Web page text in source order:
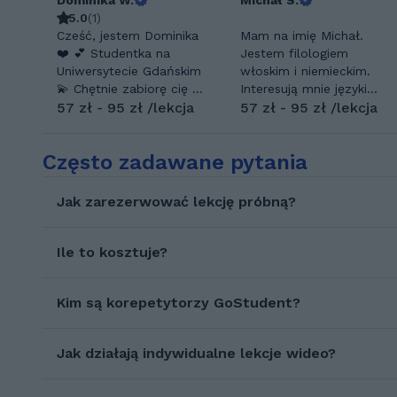
5.0(1)
Cześć, jestem Dominika
❤️ 💕 Studentka na
Uniwersytecie Gdańskim
💫 Chętnie zabiorę cię w
krainę matematycznych
kolejnych szczebli
matematycznych
(egzamin ósmoklasisty,
pomocy uczniom ze
wolnym czasie jednak
udzielałam korepetycji z
57 zł - 95 zł /lekcja
Mam na imię Michał.
Jestem filologiem
włoskim i niemieckim.
Interesują mnie języki
obce w ich praktycznym
filozofia i
filomznawstwo. W
wolnym czasie czytam
książki, oglądam włoski
studia licencjackie na
Warszawskiego z
57 zł - 95 zł /lekcja
Często zadawane pytania
Jak zarezerwować lekcję próbną?
Ile to kosztuje?
Kim są korepetytorzy GoStudent?
Jak działają indywidualne lekcje wideo?